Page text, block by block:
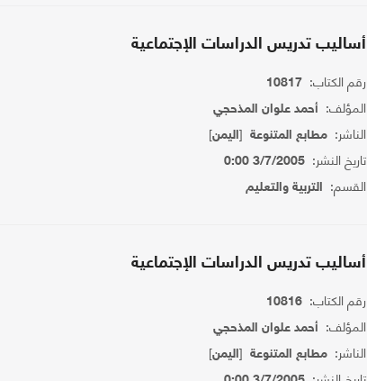
أساليب تدريس الدراسات الإجتماعية
رقم الكتاب: 10817
المؤلف: أحمد علوان المذحجي
الناشر: مطابع المتنوعة[اليمن]
تاريخ النشر: 3/7/2005 0:00
القسم: التربية والتعليم
أساليب تدريس الدراسات الإجتماعية
رقم الكتاب: 10816
المؤلف: أحمد علوان المذحجي
الناشر: مطابع المتنوعة[اليمن]